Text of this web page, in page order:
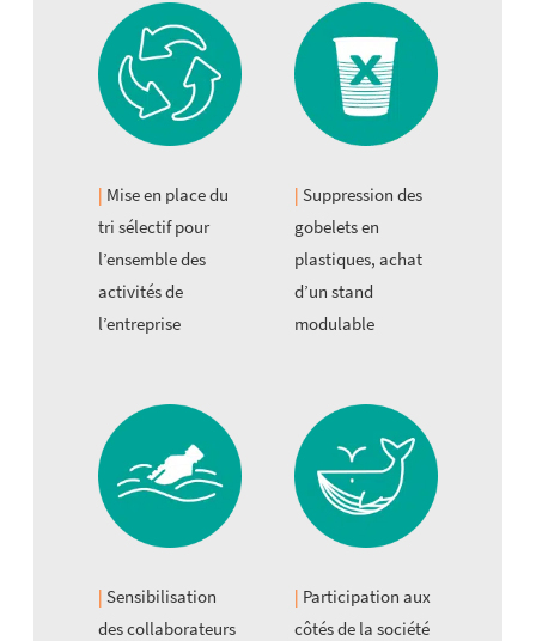
Mise en place du
tri sélectif pour
l’ensemble des
activités de
l’entreprise
Suppression des
gobelets en
plastiques, achat
d’un stand
modulable
Sensibilisation
des collaborateurs
Participation aux
côtés de la société